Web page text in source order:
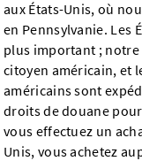
aux États-Unis, où
en Pennsylvanie. Les
plus important ;
citoyen américain, et
américains sont
droits de douane
vous effectuez un
Unis, vous achetez